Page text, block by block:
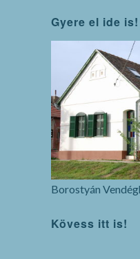
Gyere el ide is!
Borostyán
Kövess itt is!